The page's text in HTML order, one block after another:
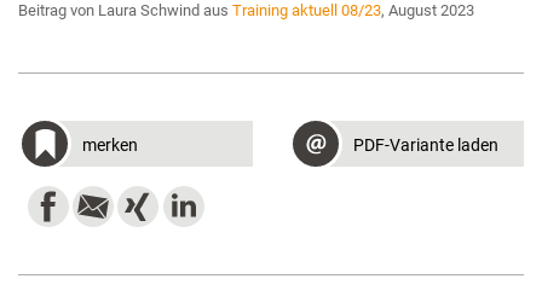
Beitrag von Laura Schwind aus Training aktuell 08/23, August 2023
merken PDF-Variante laden